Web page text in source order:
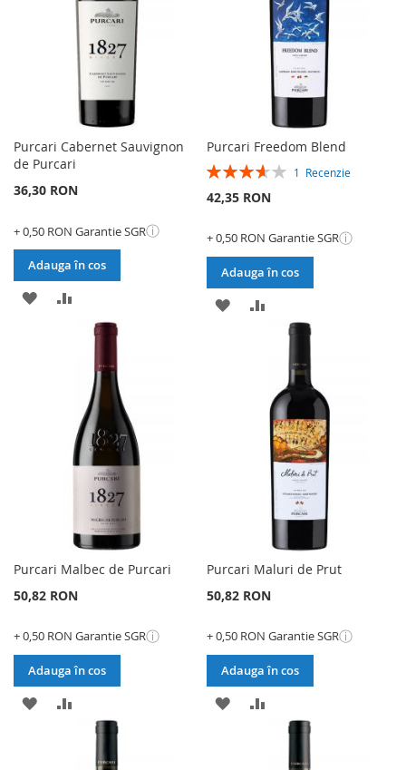
DORINTE DORINTE
Purcari Cabernet Sauvignon
de Purcari
36,30 RON
+ 0,50 RON Garantie SGRⓘ
Adauga în cos
ADAUGATI
DORINTE
PENTRU
Purcari Freedom Blend
Rating:
1 Recenzie
42,35 RON
+ 0,50 RON Garantie SGRⓘ
Adauga în cos
ADAUGATI
DORINTE
PENTRU
COMPARARE
Purcari Malbec de Purcari
50,82 RON
+ 0,50 RON Garantie SGRⓘ
Adauga în cos
ADAUGATI
PENTRU
COMPARARE
Purcari Maluri de Prut
50,82 RON
+ 0,50 RON Garantie SGRⓘ
Adauga în cos
ADAUGATI
PENTRU
COMPARARE